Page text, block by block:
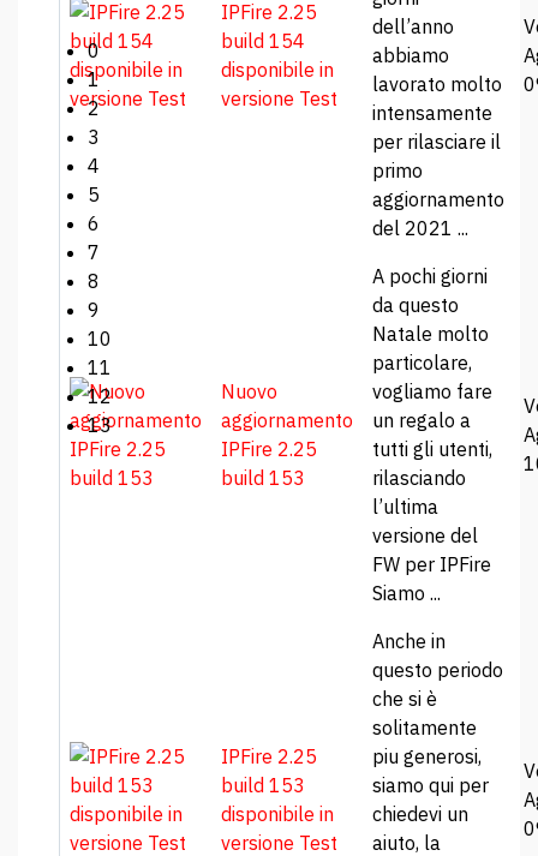
0
1
2
3
4
5
6
7
8
9
10
11
12
13
IPFire 2.25
build 154
disponibile in
versione Test
dell’anno
abbiamo
lavorato molto
intensamente
per rilasciare il
primo
aggiornamento
del 2021 ...
Nuovo
aggiornamento
IPFire 2.25
build 153
A pochi giorni
da questo
Natale molto
particolare,
vogliamo fare
un regalo a
tutti gli utenti,
rilasciando
l’ultima
versione del
FW per IPFire
Siamo ...
IPFire 2.25
build 153
disponibile in
versione Test
Anche in
questo periodo
che si è
solitamente
piu generosi,
siamo qui per
chiedevi un
aiuto, la